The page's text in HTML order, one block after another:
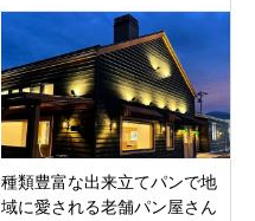
種類豊富な出来立てパンで地
域に愛される老舗パン屋さん